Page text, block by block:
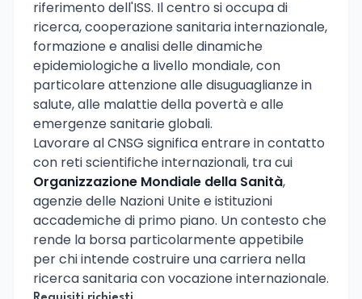
riferimento dell'ISS. Il centro si occupa di
ricerca, cooperazione sanitaria internazionale,
formazione e analisi delle dinamiche
epidemiologiche a livello mondiale, con
particolare attenzione alle disuguaglianze in
salute, alle malattie della povertà e alle
emergenze sanitarie globali.
Lavorare al CNSG significa entrare in contatto
con reti scientifiche internazionali, tra cui
Organizzazione Mondiale della Sanità,
agenzie delle Nazioni Unite e istituzioni
accademiche di primo piano. Un contesto che
rende la borsa particolarmente appetibile
per chi intende costruire una carriera nella
ricerca sanitaria con vocazione internazionale.